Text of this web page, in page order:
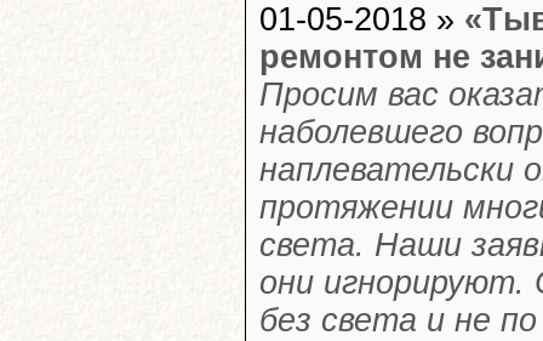
01-05-2018 »
ремонтом не
Просим вас
наболевшего
наплевательски
протяжении
света. Наши
они игнорируют.
без света и не